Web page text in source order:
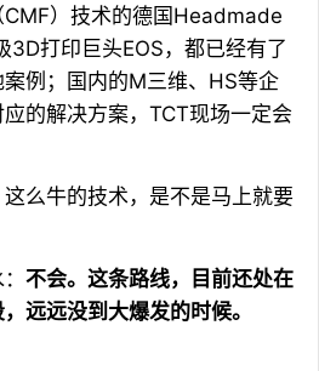
）技术的德国Headmade
打印巨头EOS，都已经有了
例；国内的M三维、HS等企
的解决方案，TCT现场一定会
么牛的技术，是不是马上就要
不会。这条路线，目前还处在
远远没到大爆发的时候。